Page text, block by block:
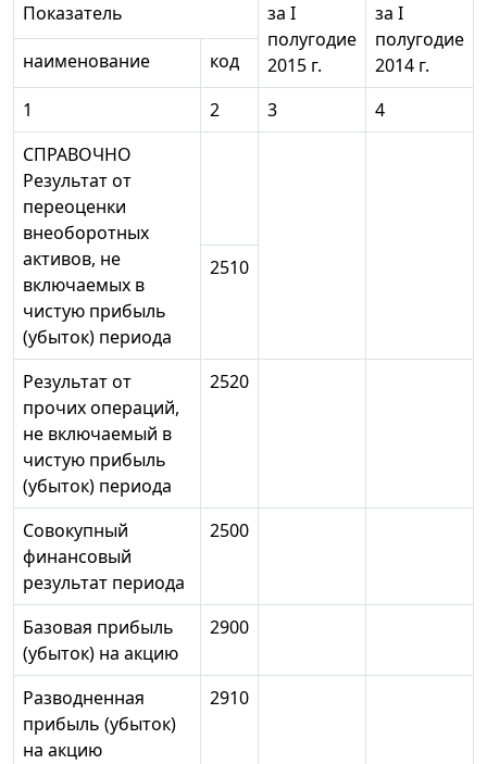
Показатель
за I
полугодие
2015 г.
за I
полугодие
2014 г.
наименование код
1 2 3
4
СПРАВОЧНО
Результат от
переоценки
внеоборотных
активов, не
включаемых в
чистую прибыль
(убыток) периода
2510
Результат от
прочих операций,
не включаемый в
чистую прибыль
(убыток) периода
2520
Совокупный
финансовый
результат периода
2500
Базовая прибыль
(убыток) на акцию
2900
Разводненная
прибыль (убыток)
на акцию
2910